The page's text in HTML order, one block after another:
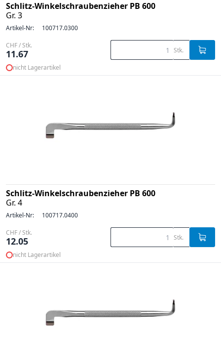
Schlitz-Winkelschraubenzieher PB 600
Gr. 3
Artikel-Nr: 100717.0300
CHF / Stk.
11.67 Stk.
nicht Lagerartikel
Schlitz-Winkelschraubenzieher PB 600
Gr. 4
Artikel-Nr: 100717.0400
CHF / Stk.
12.05 Stk.
nicht Lagerartikel